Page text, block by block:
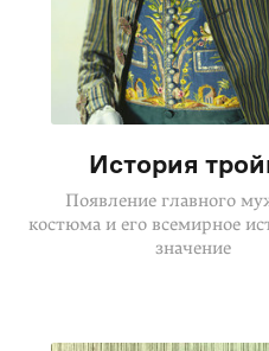
История
Появление главного
костюма и его всемирное
значение